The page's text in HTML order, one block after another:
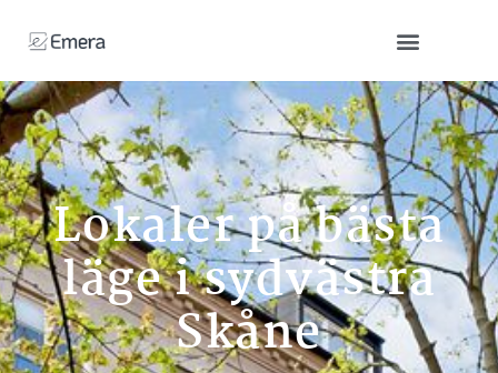
Lokaler på bästa
läge i sydvästra
Skåne